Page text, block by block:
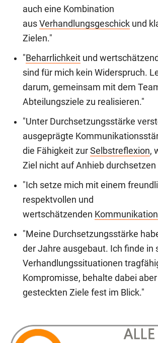
auch eine Kombination
aus Verhandlungsgeschick und
Zielen."
"Beharrlichkeit und
sind für mich kein Widerspruch.
darum, gemeinsam mit dem
Abteilungsziele zu realisieren."
"Unter Durchsetzungsstärke
ausgeprägte
die Fähigkeit zur Selbstreflexion,
Ziel nicht auf Anhieb durchsetzen
"Ich setze mich mit einem
respektvollen und
wertschätzenden
"Meine Durchsetzungsstärke
der Jahre ausgebaut. Ich finde in
Verhandlungssituationen
Kompromisse, behalte dabei
gesteckten Ziele fest im Blick."